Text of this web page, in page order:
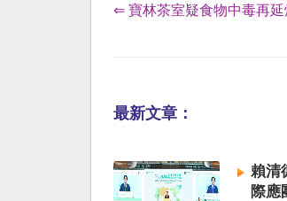
⇐ 寶林茶室疑食物中毒再延
最新文章：
賴清
際應